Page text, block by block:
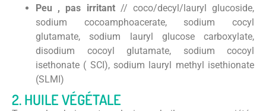
Peu , pas irritant// coco/decyl/lauryl glucoside,
sodium cocoamphoacerate, sodium cocyl
glutamate, sodium lauryl glucose carboxylate,
disodium cocoyl glutamate, sodium cocoyl
isethonate ( SCI), sodium lauryl methyl isethionate
(SLMI)
2. HUILE VÉGÉTALE